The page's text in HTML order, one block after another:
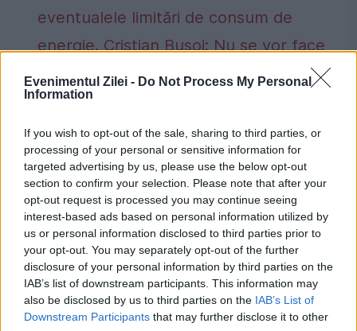
Evenimentul Zilei - Do Not Process My Personal
Information
If you wish to opt-out of the sale, sharing to third parties, or
processing of your personal or sensitive information for
targeted advertising by us, please use the below opt-out
section to confirm your selection. Please note that after your
opt-out request is processed you may continue seeing
interest-based ads based on personal information utilized by
us or personal information disclosed to third parties prior to
your opt-out. You may separately opt-out of the further
disclosure of your personal information by third parties on the
IAB’s list of downstream participants. This information may
also be disclosed by us to third parties on the IAB’s List of
Downstream Participants that may further disclose it to other
eventualele limitări de consum de
energie. Cristian Bușoi: Nu se vor face
limitări de consum către consumatorii
casnici
Covid-19 infectare izolare medic